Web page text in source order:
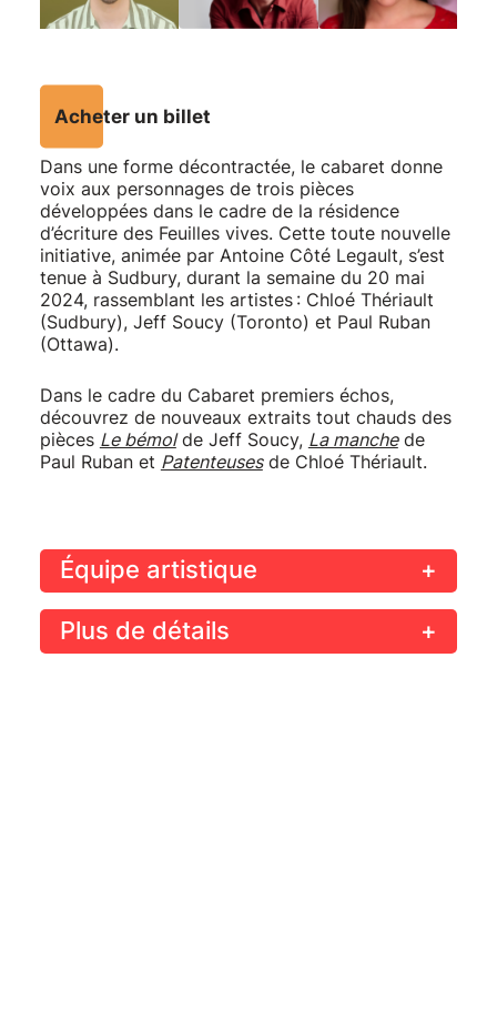
Acheter un billet
Dans une forme décontractée, le cabaret donne
voix aux personnages de trois pièces
développées dans le cadre de la résidence
d’écriture des Feuilles vives. Cette toute nouvelle
initiative, animée par Antoine Côté Legault, s’est
tenue à Sudbury, durant la semaine du 20 mai
2024, rassemblant les artistes : Chloé Thériault
(Sudbury), Jeff Soucy (Toronto) et Paul Ruban
(Ottawa).
Dans le cadre du Cabaret premiers échos,
découvrez de nouveaux extraits tout chauds des
pièces Le bémolde Jeff Soucy, La manchede
Paul Ruban et Patenteusesde Chloé Thériault.
Équipe artistique +
Plus de détails +